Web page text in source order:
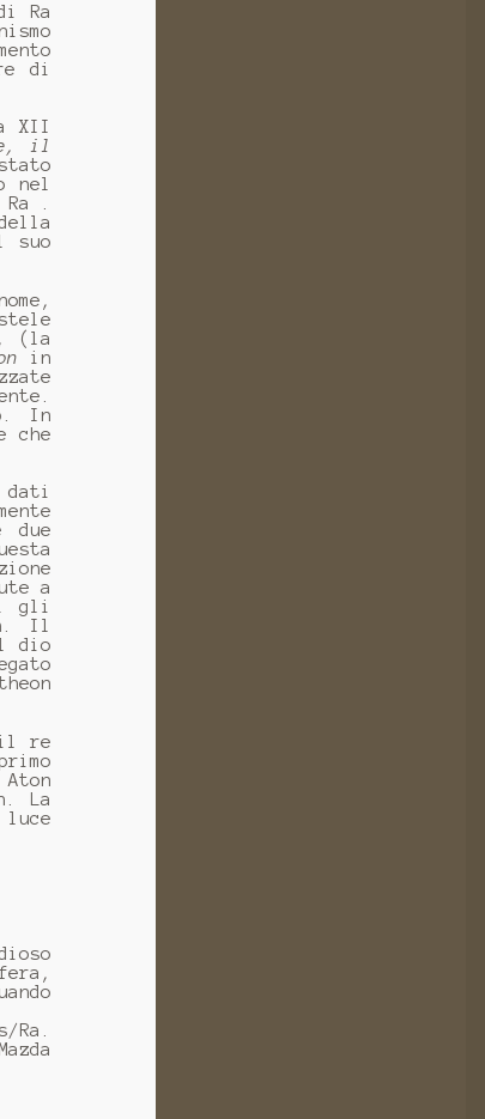
Ra
di
XII
il
nel
.
suo
, (la
in
In
che
a
gli
Il
dio
il re
La
luce